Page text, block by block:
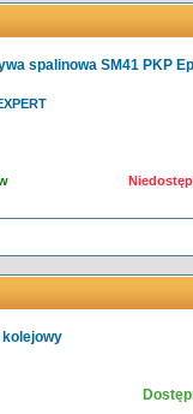
spalinowa SM41 PKP
kolejowy